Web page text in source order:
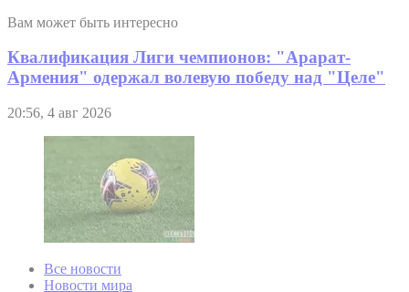
Вам может быть интересно
Квалификация Лиги чемпионов: "Арарат-
Армения" одержал волевую победу над "Целе"
20:56, 4 авг 2026
Все новости
Новости мира